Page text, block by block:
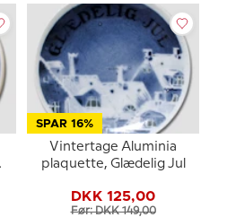
SPAR 16%
Vintertage Aluminia
plaquette, Glædelig Jul
DKK 125,00
Før: DKK 149,00